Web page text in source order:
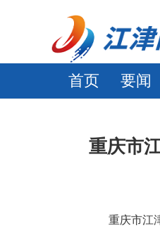
首页 要闻
重庆市
重庆市江